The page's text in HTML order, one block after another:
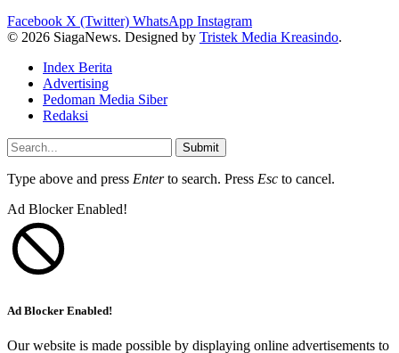
Facebook X (Twitter) WhatsApp Instagram
© 2026 SiagaNews. Designed by Tristek Media Kreasindo.
Index Berita
Advertising
Pedoman Media Siber
Redaksi
Submit
Type above and press Enterto search. Press Esc to cancel.
Ad Blocker Enabled!
Ad Blocker Enabled!
Our website is made possible by displaying online advertisements to